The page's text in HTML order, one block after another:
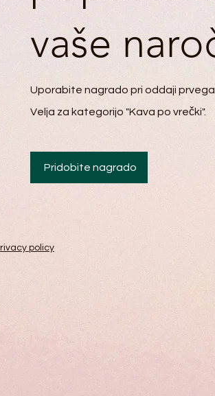
vaše
Uporabite nagrado pri oddaji prvega
Pridobite nagrado
Velja za kategorijo "Kava po vrečki".
policy